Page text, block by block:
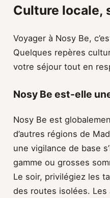
Culture locale,
Voyager à Nosy Be,
Quelques repères
votre séjour tout en
Nosy Be est-elle
Nosy Be est
d’autres régions de
une vigilance de base
gamme ou grosses
Le soir, privilégiez les
des routes isolées.